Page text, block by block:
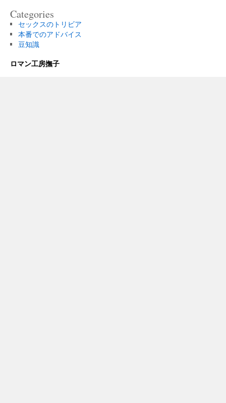
Categories
セックスのトリビア
本番でのアドバイス
豆知識
ロマン工房撫子